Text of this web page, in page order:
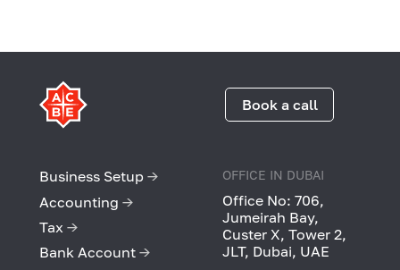
Business Setup → OFFICE IN DUBAI
Office No: 706,
Jumeirah Bay,
Custer X, Tower 2,
JLT, Dubai, UAE
Bank Account →
Tax →
Accounting →
Book a call